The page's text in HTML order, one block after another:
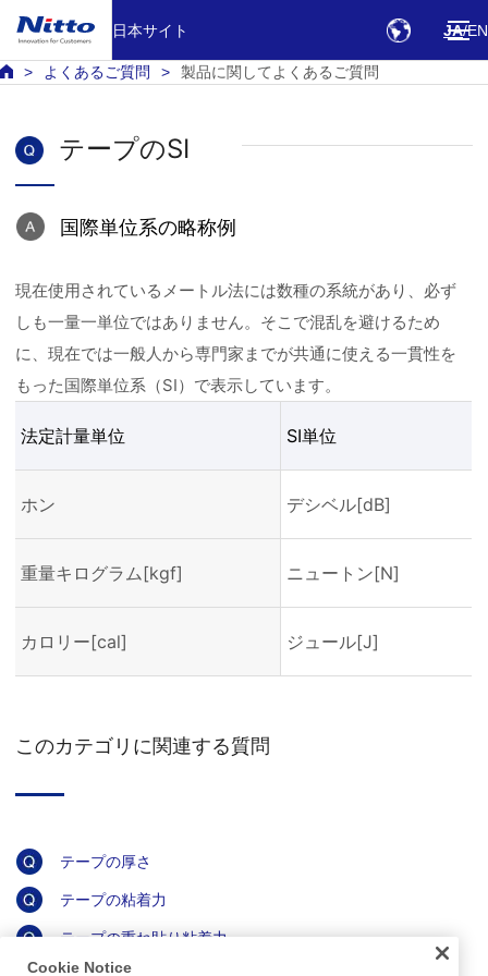
日本サイト JA EN
よくあるご質問 製品に関してよくあるご質問
テープのSI
国際単位系の略称例
現在使用されているメートル法には数種の系統があり、必ず
しも一量一単位ではありません。そこで混乱を避けるため
に、現在では一般人から専門家までが共通に使える一貫性を
もった国際単位系（SI）で表示しています。
法定計量単位 SI単位
ホン デシベル[dB]
重量キログラム[kgf] ニュートン[N]
カロリー[cal] ジュール[J]
このカテゴリに関連する質問
テープの厚さ
テープの粘着力
テープの重ね貼り粘着力
Cookie Notice